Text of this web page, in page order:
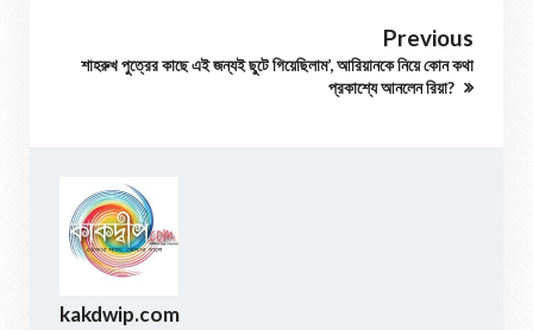
Previous
শাহরুখ পুত্রের কাছে এই জন্যই ছুটে গিয়েছিলাম’, আরিয়ানকে নিয়ে কোন কথা
প্রকাশ্যে আনলেন রিয়া?
kakdwip.com